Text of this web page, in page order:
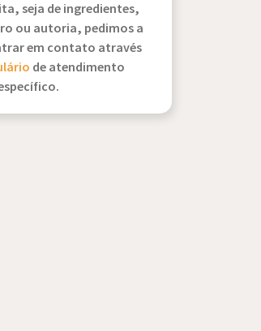
seja de ingredientes,
ou autoria, pedimos a
em contato através
de atendimento